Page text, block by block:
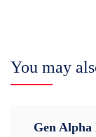
You may
Gen